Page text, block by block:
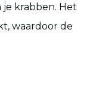
krabben. Het
waardoor de